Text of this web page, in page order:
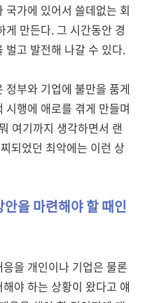
가에 있어서 쓸데없는 회
게 만든다. 그 시간동안 경
벌고 발전해 나갈 수 있다.
정부와 기업에 불만을 품게
시행에 애로를 겪게 만들며
여기까지 생각하면서 랜
되었던 최악에는 이런 상
을 마련해야 할 때인
을 개인이나 기업은 물론
야 하는 상황이 왔다고 얘